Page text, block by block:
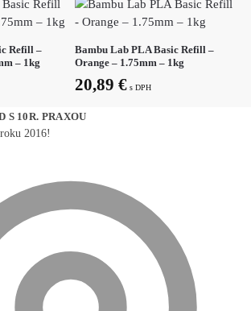
Refill –
– 1kg
Bambu Lab PLA Basic Refill –
Orange – 1.75mm – 1kg
20,89 € s DPH
S 10R. PRAXOU
2016!